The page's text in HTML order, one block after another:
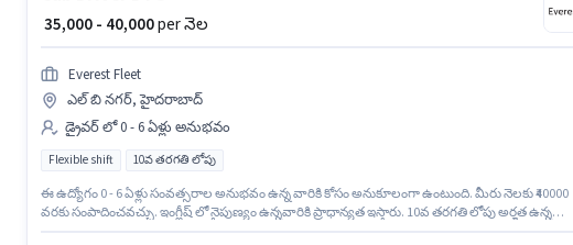
₹ 35,000 - 40,000per నెల
Everest Fleet
ఎల్ బి నగర్, హైదరాబాద్
డ్రైవర్ లో 0 - 6 ఏళ్లు అనుభవం
Flexible shift 10వ తరగతి లోపు
ఈ ఉద్యోగం 0 - 6 ఏళ్లు సంవత్సరాల అనుభవం ఉన్న వారికి కోసం అనుకూలంగా ఉంటుంది. మీరు నెలకు ₹40000
వరకు సంపాదించవచ్చు. ఇంగ్లీష్ లో నైపుణ్యం ఉన్నవారికి ప్రాధాన్యత ఇస్తారు. 10వ తరగతి లోపు అర్హత ఉన్న